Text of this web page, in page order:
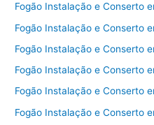
Fogão Instalação e Conserto
Fogão Instalação e Conserto
Fogão Instalação e Conserto
Fogão Instalação e Conserto
Fogão Instalação e Conserto
Fogão Instalação e Conserto